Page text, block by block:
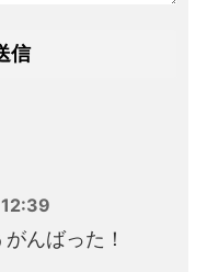
んばった！